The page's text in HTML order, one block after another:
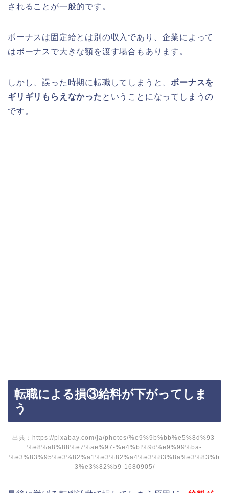
されることが一般的です。
ボーナスは固定給とは別の収入であり、企業によって
はボーナスで大きな額を渡す場合もあります。
しかし、誤った時期に転職してしまうと、ボーナスを
ギリギリもらえなかった ということになってしまうの
です。
転職による損③給料が下がってしま
う
出典：https://pixabay.com/ja/photos/%e9%9b%bb%e5%8d%93-
%e8%a8%88%e7%ae%97-%e4%bf%9d%e9%99%ba-
%e3%83%95%e3%82%a1%e3%82%a4%e3%83%8a%e3%83%b
3%e3%82%b9-1680905/